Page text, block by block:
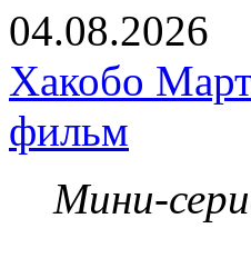
04.08.2026
Хакобо
фильм
Мини-